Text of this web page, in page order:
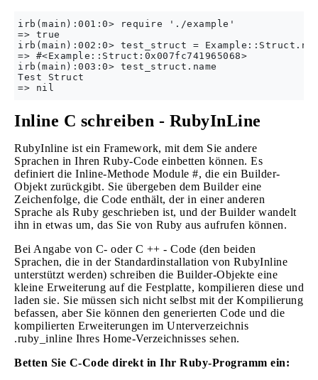
irb(main):001:0> require './example'
=> true
irb(main):002:0> test_struct =
=> #<Example::Struct:0x007fc741965068>
irb(main):003:0> test_struct.name
Test Struct
Inline C schreiben - RubyInLine
RubyInline ist ein Framework, mit dem Sie andere
Sprachen in Ihren Ruby-Code einbetten können. Es
definiert die Inline-Methode Module #, die ein Builder-
Objekt zurückgibt. Sie übergeben dem Builder eine
Zeichenfolge, die Code enthält, der in einer anderen
Sprache als Ruby geschrieben ist, und der Builder wandelt
ihn in etwas um, das Sie von Ruby aus aufrufen können.
Bei Angabe von C- oder C ++ - Code (den beiden
Sprachen, die in der Standardinstallation von RubyInline
unterstützt werden) schreiben die Builder-Objekte eine
kleine Erweiterung auf die Festplatte, kompilieren diese und
laden sie. Sie müssen sich nicht selbst mit der Kompilierung
befassen, aber Sie können den generierten Code und die
kompilierten Erweiterungen im Unterverzeichnis
.ruby_inline Ihres Home-Verzeichnisses sehen.
Betten Sie C-Code direkt in Ihr Ruby-Programm ein: